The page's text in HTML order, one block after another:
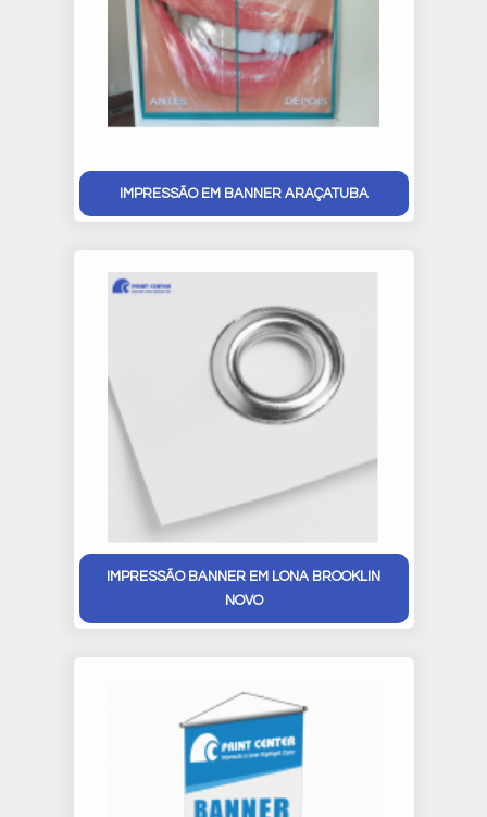
IMPRESSÃO EM BANNER ARAÇATUBA
IMPRESSÃO BANNER EM LONA BROOKLIN
NOVO